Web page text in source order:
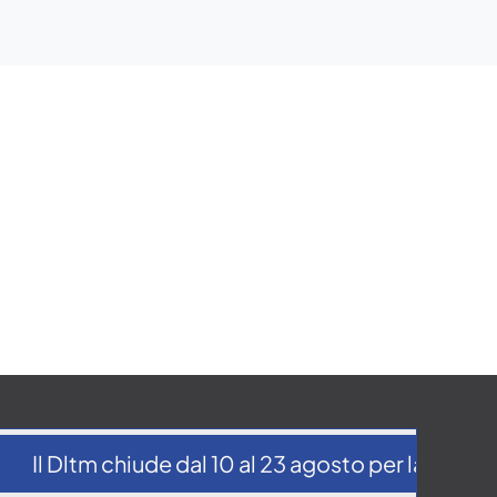
Il Dltm chiude dal 10 al 23 agosto per la pausa